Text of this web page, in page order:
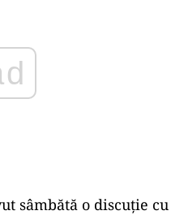
sâmbătă o discuție cu